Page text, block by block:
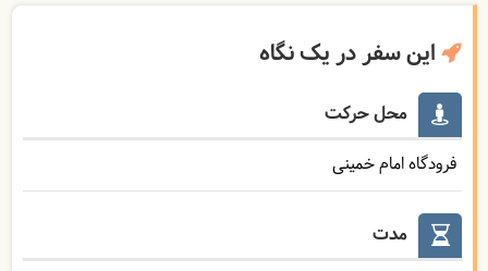
این سفر در یک نگاه
محل حرکت
فرودگاه امام خمینی
مدت